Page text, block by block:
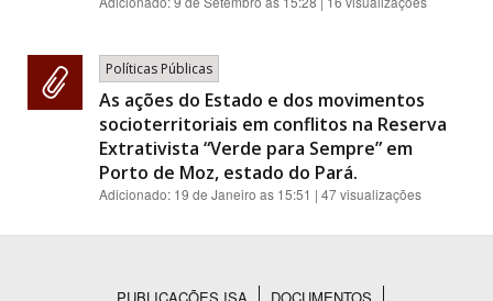
Políticas Públicas
As ações do Estado e dos movimentos
socioterritoriais em conflitos na Reserva
Extrativista “Verde para Sempre” em
Porto de Moz, estado do Pará.
Adicionado: 19 de Janeiro as 15:51 | 47 visualizações
PUBLICAÇÕES ISA DOCUMENTOS